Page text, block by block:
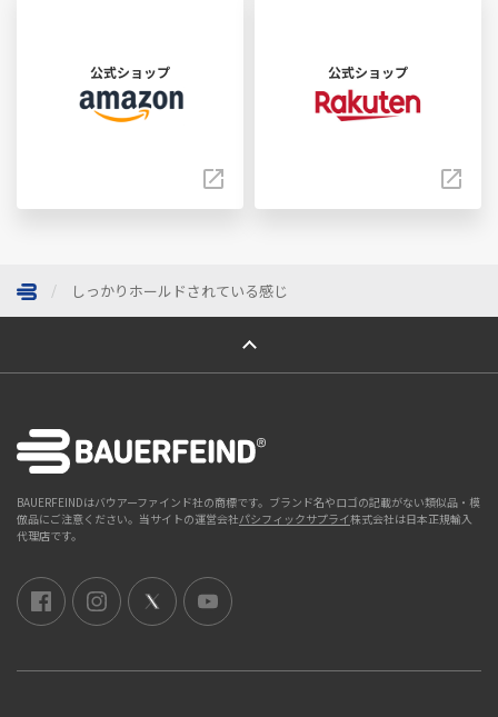
公式ショップ 公式ショップ
しっかりホールドされている感じ
ページトップへ
BAUERFEINDはバウアーファインド社の商標です。ブランド名やロゴの記載がない類似品・模
倣品にご注意ください。当サイトの運営会社パシフィックサプライ株式会社は日本正規輸入
代理店です。